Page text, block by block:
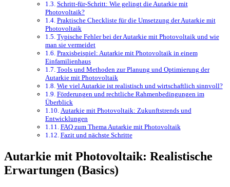
Schritt-für-Schritt: Wie gelingt die Autarkie mit
Photovoltaik?
Praktische Checkliste für die Umsetzung der Autarkie mit
Photovoltaik
Typische Fehler bei der Autarkie mit Photovoltaik und wie
man sie vermeidet
Praxisbeispiel: Autarkie mit Photovoltaik in einem
Einfamilienhaus
Tools und Methoden zur Planung und Optimierung der
Autarkie mit Photovoltaik
Wie viel Autarkie ist realistisch und wirtschaftlich sinnvoll?
Förderungen und rechtliche Rahmenbedingungen im
Überblick
Autarkie mit Photovoltaik: Zukunftstrends und
Entwicklungen
FAQ zum Thema Autarkie mit Photovoltaik
Fazit und nächste Schritte
Autarkie mit Photovoltaik: Realistische
Erwartungen (Basics)